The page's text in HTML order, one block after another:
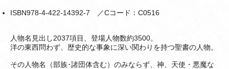
ISBN978-4-422-14392-7 ／Cコード：C0516
人物名見出し2037項目、登場人物数約3500。
洋の東西問わず、歴史的な事象に深い関わりを持つ聖書の人物。
その人物名（部族･諸団体含む）のみならず、神、天使・悪魔な